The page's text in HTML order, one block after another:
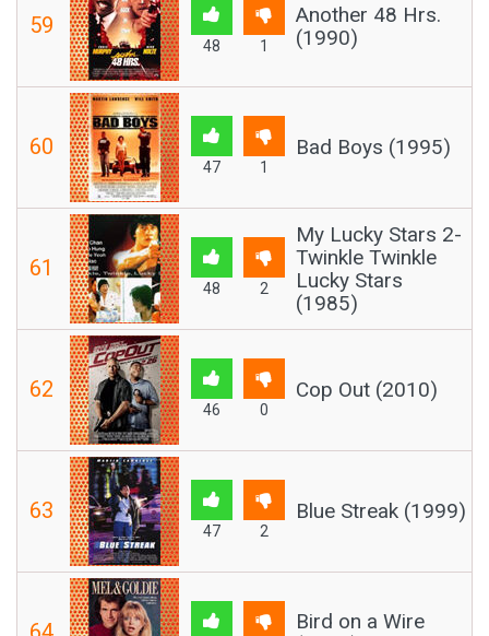
59
48 1
Another 48 Hrs.
(1990)
60
47 1
Bad Boys (1995)
61
48 2
My Lucky Stars 2-
Twinkle Twinkle
Lucky Stars
(1985)
62
46 0
Cop Out (2010)
63
47 2
Blue Streak (1999)
Bird on a Wire